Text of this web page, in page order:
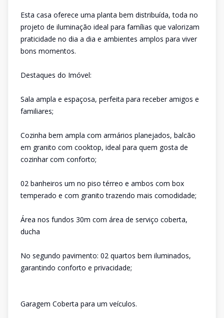
Esta casa oferece uma planta bem distribuída, toda no
projeto de iluminação ideal para famílias que valorizam
praticidade no dia a dia e ambientes amplos para viver
bons momentos.
Destaques do Imóvel:
Sala ampla e espaçosa, perfeita para receber amigos e
familiares;
Cozinha bem ampla com armários planejados, balcão
em granito com cooktop, ideal para quem gosta de
cozinhar com conforto;
02 banheiros um no piso térreo e ambos com box
temperado e com granito trazendo mais comodidade;
Área nos fundos 30m com área de serviço coberta,
ducha
No segundo pavimento: 02 quartos bem iluminados,
garantindo conforto e privacidade;
Garagem Coberta para um veículos.